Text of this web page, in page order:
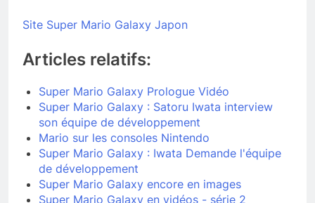
Site Super Mario Galaxy Japon
Articles relatifs:
Super Mario Galaxy Prologue Vidéo
Super Mario Galaxy : Satoru Iwata interview
son équipe de développement
Mario sur les consoles Nintendo
Super Mario Galaxy : Iwata Demande l'équipe
de développement
Super Mario Galaxy encore en images
Super Mario Galaxy en vidéos - série 2